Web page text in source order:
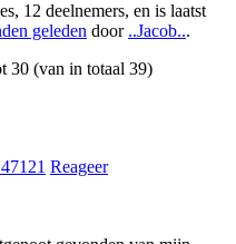
12 deelnemers, en is laatst
geleden door ..Jacob...
30 (van in totaal 39)
Reageer